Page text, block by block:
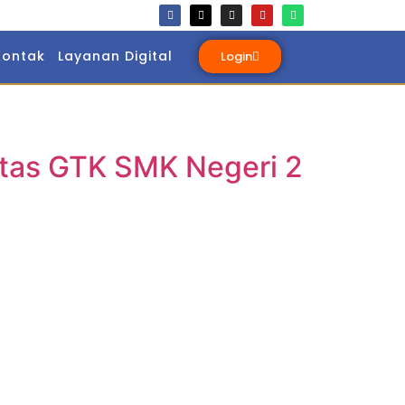
Layanan Digital Login
GTK SMK Negeri 2